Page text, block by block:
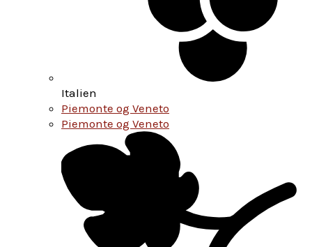
Italien
Piemonte og Veneto
Piemonte og Veneto